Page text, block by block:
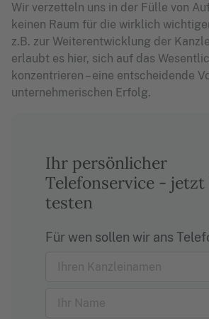
Wir verzetteln uns in der Fülle von
keinen Raum für die wirklich
z.B. zur Weiterentwicklung der
erlaubt es hier, sich auf das
konzentrieren – eine entscheidende
unternehmerischen Erfolg.
Ihr persönlicher
Telefonservice - jetzt
testen
Für wen sollen wir ans